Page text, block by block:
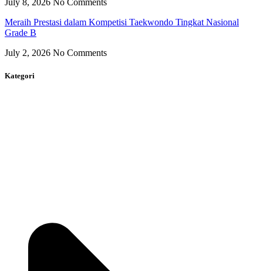
July 8, 2026 No Comments
Meraih Prestasi dalam Kompetisi Taekwondo Tingkat Nasional
Grade B
July 2, 2026 No Comments
Kategori